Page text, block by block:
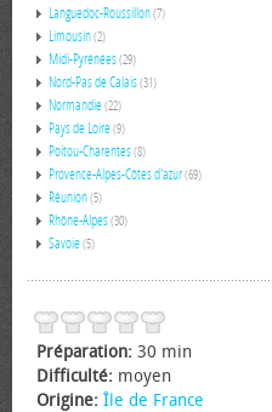
Languedoc-Roussillon(7)
Limousin(2)
Midi-Pyrénées(29)
Nord-Pas de Calais(31)
Normandie(22)
Pays de Loire(9)
Poitou-Charentes(8)
Provence-Alpes-Côtes d'azur(69)
Réunion(5)
Rhône-Alpes(30)
Savoie(5)
Préparation: 30 min
Difficulté: moyen
Origine: Île de France